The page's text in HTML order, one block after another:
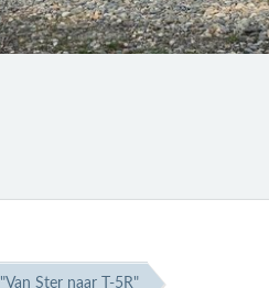
"Van Ster naar T-5R"